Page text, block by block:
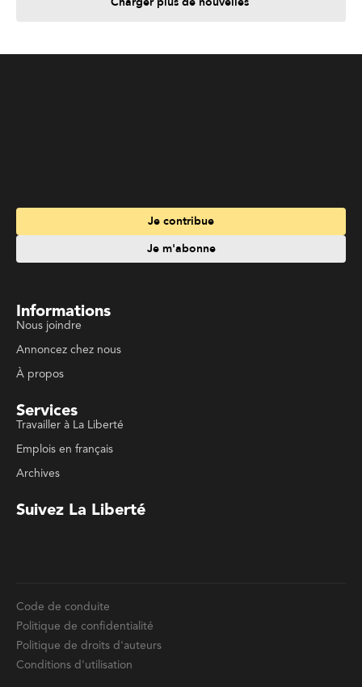
Informations
Services
Travailler à La Liberté
Emplois en français
Archives
Suivez La Liberté
Code de conduite